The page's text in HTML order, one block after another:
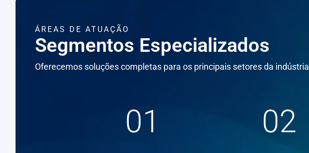
ÁREAS DE ATUAÇÃO
Segmentos Especializados
Oferecemos soluções completas para os principais setores da indústria
01 02